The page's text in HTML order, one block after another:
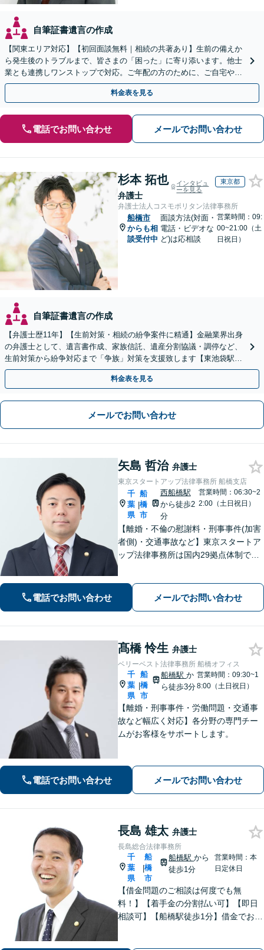
自筆証書遺言の作成
【関東エリア対応】【初回面談無料｜相続の共著あり】生前の備えか
ら発生後のトラブルまで、皆さまの「困った」に寄り添います。他士
業とも連携しワンストップで対応。ご年配の方のために、ご自宅やご
近所への出張相談も実施【秘密厳守｜休日・夜間相談可】
料金表を見る
電話でお問い合わせ メールでお問い合わせ
杉本 拓也
弁護士
インタビュ
ーを見る
東京都
弁護士法人コスモポリタン法律事務所
船橋市
からも相
談受付中
面談方法(対面・
電話・ビデオな
ど)は応相談
営業時間：09:
00~21:00（土
日祝日）
自筆証書遺言の作成
【弁護士歴11年】【生前対策・相続の紛争案件に精通】金融業界出身
の弁護士として、遺言書作成、家族信託、遺産分割協議・調停など、
生前対策から紛争対応まで「争族」対策を支援致します【東池袋駅2
分】【初回面談無料】
料金表を見る
メールでお問い合わせ
矢島 哲治 弁護士
東京スタートアップ法律事務所 船橋支店
千
葉
県
|
船
橋
市
西船橋駅
から徒歩2
分
営業時間：06:30~2
2:00（土日祝日）
【離婚・不倫の慰謝料・刑事事件(加害
者側)・交通事故など】東京スタートア
ップ法律事務所は国内29拠点体制で全
専門性の高い弁護士が寄り添い解決を
サポートします。
電話でお問い合わせ メールでお問い合わせ
髙橋 怜生 弁護士
ベリーベスト法律事務所 船橋オフィス
千
葉
県
|
船
橋
市
船橋駅か
ら徒歩3分
営業時間：09:30~1
8:00（土日祝日）
【離婚・刑事事件・労働問題・交通事
故など幅広く対応】各分野の専門チー
ムがお客様をサポートします。
電話でお問い合わせ メールでお問い合わせ
長島 雄太 弁護士
長島総合法律事務所
千
葉
県
|
船
橋
市
船橋駅から
徒歩1分
営業時間：本
日定休日
【借金問題のご相談は何度でも無
料！】【着手金の分割払い可】【即日
相談可】【船橋駅徒歩1分】借金でお悩